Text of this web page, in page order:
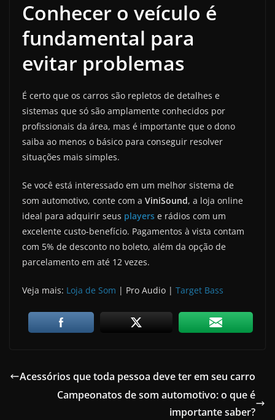
Conhecer o veículo é
fundamental para
evitar problemas
É certo que os carros são repletos de detalhes e
sistemas que só são amplamente conhecidos por
profissionais da área, mas é importante que o dono
saiba ao menos o básico para conseguir resolver
situações mais simples.
Se você está interessado em um melhor sistema de
som automotivo, conte com a ViniSound, a loja online
ideal para adquirir seus players e rádios com um
excelente custo-benefício. Pagamentos à vista contam
com 5% de desconto no boleto, além da opção de
parcelamento em até 12 vezes.
Veja mais: Loja de Som | Pro Audio | Target Bass
Acessórios que toda pessoa deve ter em seu carro
Campeonatos de som automotivo: o que é
importante saber?